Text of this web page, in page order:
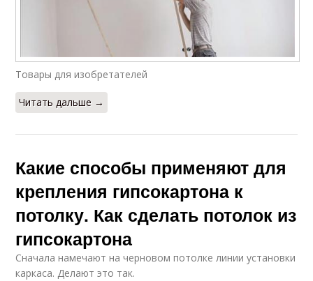
Товары для изобретателей
Читать дальше →
Какие способы применяют для
крепления гипсокартона к
потолку. Как сделать потолок из
гипсокартона
Сначала намечают на черновом потолке линии установки
каркаса. Делают это так.